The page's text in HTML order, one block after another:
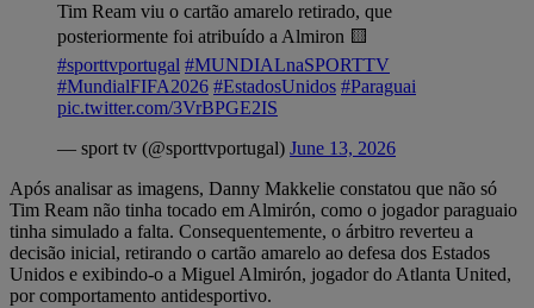
Tim Ream viu o cartão amarelo retirado, que
posteriormente foi atribuído a Almiron 🟨
#sporttvportugal #MUNDIALnaSPORTTV
#MundialFIFA2026 #EstadosUnidos #Paraguai
pic.twitter.com/3VrBPGE2IS
— sport tv (@sporttvportugal) June 13, 2026
Após analisar as imagens, Danny Makkelie constatou que não só
Tim Ream não tinha tocado em Almirón, como o jogador paraguaio
tinha simulado a falta. Consequentemente, o árbitro reverteu a
decisão inicial, retirando o cartão amarelo ao defesa dos Estados
Unidos e exibindo-o a Miguel Almirón, jogador do Atlanta United,
por comportamento antidesportivo.